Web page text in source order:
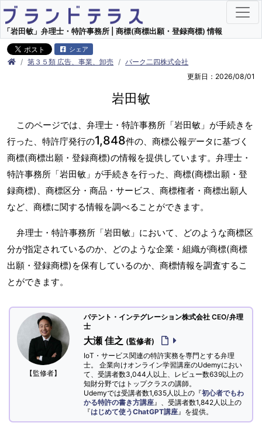
「岩田敏」弁理士・特許事務所 | 商標(商標出願・登録商標) 情報
シェア
第３５類 広告、事業、卸売
パーク二四株式会社
更新日：2026/08/01
岩田敏
このページでは、弁理士・特許事務所「岩田敏」が手続きを
行った、特許庁発行の1,848件の、商標公報データに基づく
商標(商標出願・登録商標)の情報を提供しています。弁理士・
特許事務所「岩田敏」が手続きを行った、商標(商標出願・登
録商標)、商標区分・商品・サービス、商標権者・商標出願人
など、商標に関する情報を調べることができます。
弁理士・特許事務所「岩田敏」において、どのような商標区
分が指定されているのか、どのような企業・組織が商標(商標
出願・登録商標)を保有しているのか、商標情報を調査するこ
とができます。
【監修者】
パテント・インテグレーション株式会社 CEO/弁理
士
大瀬 佳之 (監修者)
IoT・サービス関連の特許実務を専門とする弁理
士。 企業向けオンライン学習講座のUdemyにおい
て、受講者数3,044人以上、レビュー数639以上の
知財分野ではトップクラスの講師。
Udemyでは受講者数1,635人以上の『初心者でもわ
かる特許の書き方講座 』、受講者数1,842人以上の
『はじめて使うChatGPT講座 』を提供。